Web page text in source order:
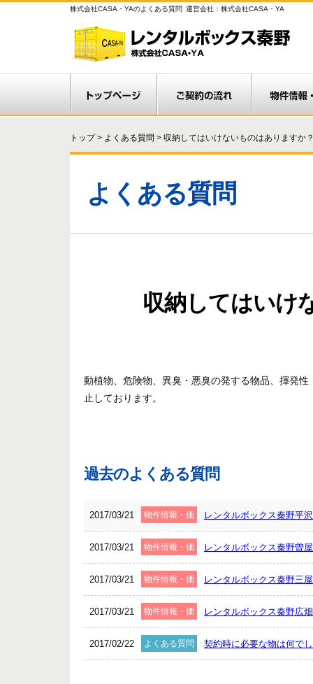
株式会社CASA・YAのよくある質問 運営会社：株式会社CASA・YA
トップ> よくある質問 > 収納してはいけないものはありますか
よくある質問
収納してはいけ
動植物、危険物、異臭・悪臭の発する物品、揮発
止しております。
過去のよくある質問
2017/03/21
物件情報・価
格表
レンタルボックス秦野平沢
2017/03/21
物件情報・価
格表
レンタルボックス秦野曽屋
2017/03/21
物件情報・価
格表
レンタルボックス秦野三屋
2017/03/21
物件情報・価
格表
レンタルボックス秦野広畑
2017/02/22 よくある質問 契約時に必要な物は何で